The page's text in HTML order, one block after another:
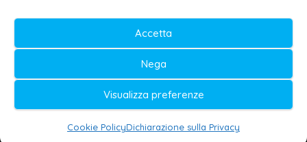
Accetta
Nega
Visualizza preferenze
Cookie PolicyDichiarazione sulla Privacy
© 2020-2026 | Galatina24 ®
Testata iscritta al n. 11/2020 Registro della
Stampa Tribunale di Lecce
Editore e direttore responsabile:
Daniele G. Masciullo